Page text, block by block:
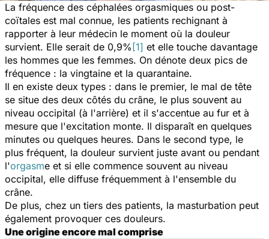
La fréquence des céphalées orgasmiques ou post-
coïtales est mal connue, les patients rechignant à
rapporter à leur médecin le moment où la douleur
survient. Elle serait de 0,9%[1] et elle touche davantage
les hommes que les femmes. On dénote deux pics de
fréquence : la vingtaine et la quarantaine.
Il en existe deux types : dans le premier, le mal de tête
se situe des deux côtés du crâne, le plus souvent au
niveau occipital (à l'arrière) et il s'accentue au fur et à
mesure que l'excitation monte. Il disparaît en quelques
minutes ou quelques heures. Dans le second type, le
plus fréquent, la douleur survient juste avant ou pendant
l'orgasme et si elle commence souvent au niveau
occipital, elle diffuse fréquemment à l'ensemble du
crâne.
De plus, chez un tiers des patients, la masturbation peut
également provoquer ces douleurs.
Une origine encore mal comprise